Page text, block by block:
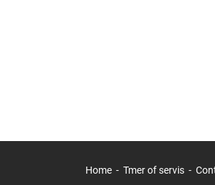
Home Tmer of servis